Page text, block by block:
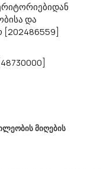
გთხოვთ,
მომსახურებები.
და სამეცნიერო
და
[202486559]
მიღების